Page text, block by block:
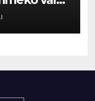
vai